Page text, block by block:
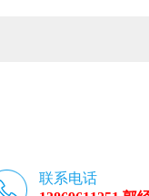
联系电话